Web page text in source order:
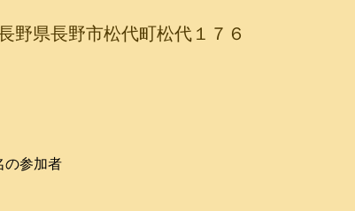
長野県長野市松代町松代１７６
の参加者